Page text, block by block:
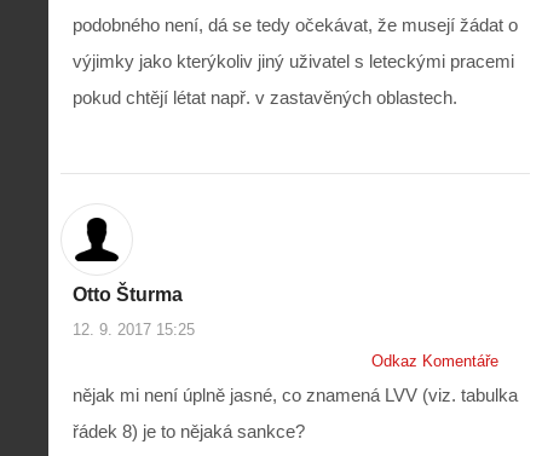
podobného není, dá se tedy očekávat, že musejí žádat o
výjimky jako kterýkoliv jiný uživatel s leteckými pracemi
pokud chtějí létat např. v zastavěných oblastech.
Otto Šturma
12. 9. 2017 15:25
Odkaz Komentáře
nějak mi není úplně jasné, co znamená LVV (viz. tabulka
řádek 8) je to nějaká sankce?